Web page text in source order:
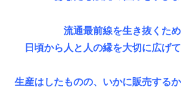
流通最前線を生き抜くため
日頃から人と人の縁を大切に広げ
生産はしたものの、いかに販売する